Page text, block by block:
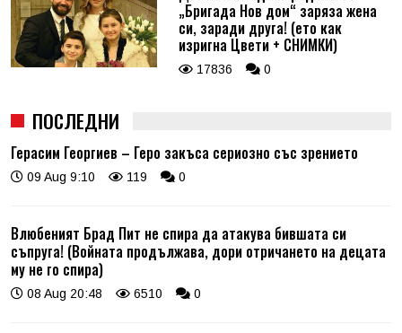
„Бригада Нов дом“ заряза жена
си, заради друга! (ето как
изригна Цвети + СНИМКИ)
17836 0
ПОСЛЕДНИ
Герасим Георгиев – Геро закъса сериозно със зрението
09 Aug 9:10 119 0
Влюбеният Брад Пит не спира да атакува бившата си
съпруга! (Войната продължава, дори отричането на децата
му не го спира)
08 Aug 20:48 6510 0